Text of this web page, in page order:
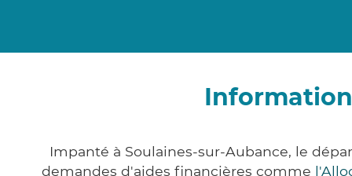
Impanté à Soulaines-sur-Aubance, le
demandes d'aides financières comme